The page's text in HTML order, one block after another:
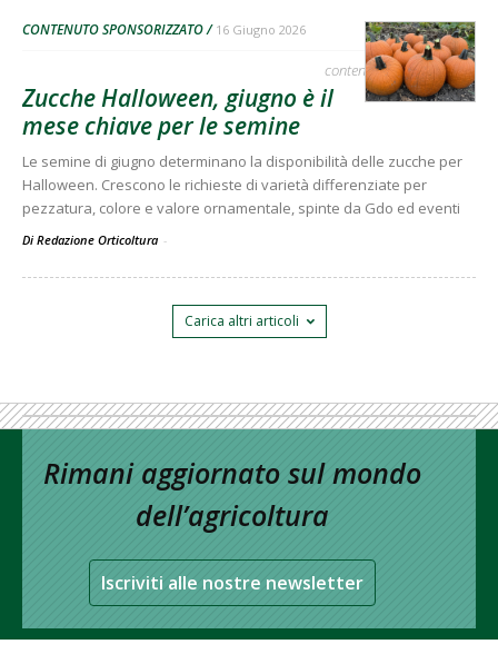
CONTENUTO SPONSORIZZATO 16 Giugno 2026
contenuto sponsorizzato
Zucche Halloween, giugno è il
mese chiave per le semine
Le semine di giugno determinano la disponibilità delle zucche per
Halloween. Crescono le richieste di varietà differenziate per
pezzatura, colore e valore ornamentale, spinte da Gdo ed eventi
Di Redazione Orticoltura -
Carica altri articoli
Rimani aggiornato sul mondo
dell’agricoltura
Iscriviti alle nostre newsletter